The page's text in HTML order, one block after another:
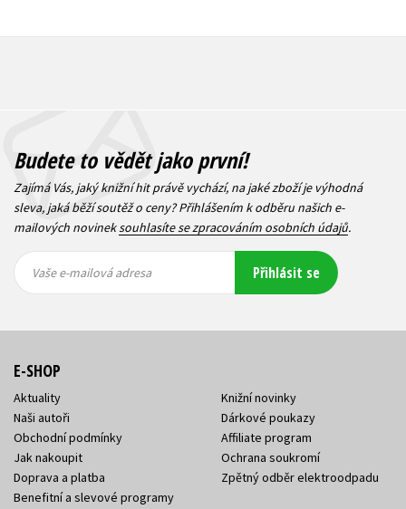
Budete to vědět jako první!
Zajímá Vás, jaký knižní hit právě vychází, na jaké zboží je výhodná
sleva, jaká běží soutěž o ceny? Přihlášením k odběru našich e-
mailových novineksouhlasíte se zpracováním osobních údajů.
mailová
mailová
Vaše e-mailová adresa Přihlásit se
E-SHOP
Aktuality
Naši autoři
Obchodní podmínky
Jak nakoupit
Doprava a platba
Benefitní a slevové programy
Knižní novinky
Dárkové poukazy
Affiliate program
Ochrana soukromí
Zpětný odběr elektroodpadu